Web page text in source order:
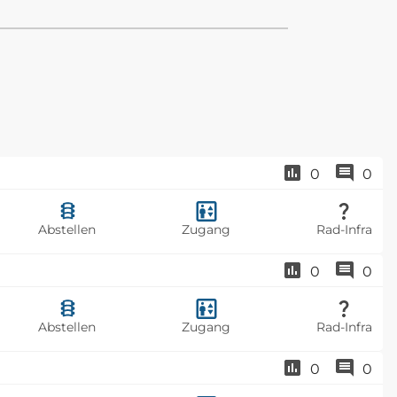
0 0
Abstellen
Zugang Rad-Infra
0 0
Abstellen
Zugang Rad-Infra
0 0